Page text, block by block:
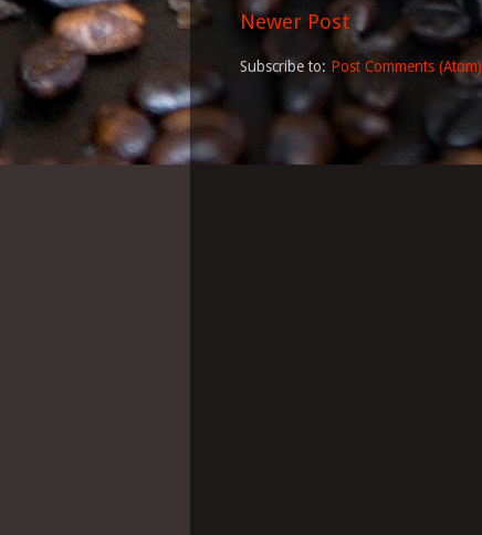
Newer Post
Subscribe to: Post Comments (Atom)